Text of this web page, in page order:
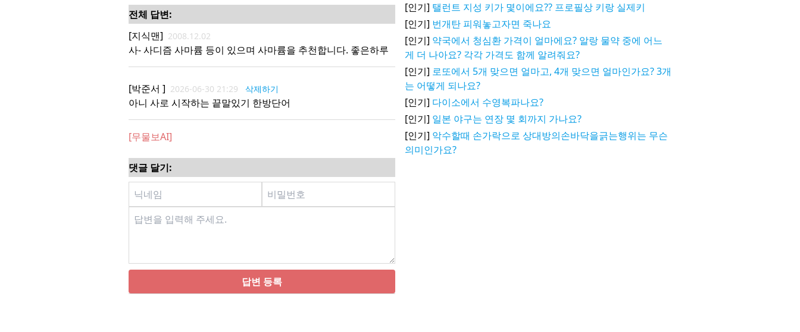
전체 답변:
[지식맨] 2008.12.02
사- 사디즘 사마륨 등이 있으며 사마륨을 추천합니다. 좋은하루
[박준서 ] 2026-06-30 21:29 삭제하기
아니 사로 시작하는 끝말있기 한방단어
[무물보AI]
댓글 달기:
답변 등록
[인기] 탤런트 지성 키가 몇이에요?? 프로필상 키랑 실제키
[인기] 번개탄 피워놓고자면 죽나요
[인기] 약국에서 청심환 가격이 얼마에요? 알랑 물약 중에 어느
게 더 나아요? 각각 가격도 함께 알려줘요?
[인기] 로또에서 5개 맞으면 얼마고, 4개 맞으면 얼마인가요? 3개
는 어떻게 되나요?
[인기] 다이소에서 수영복파나요?
[인기] 일본 야구는 연장 몇 회까지 가나요?
[인기] 악수할때 손가락으로 상대방의손바닥을긁는행위는 무슨
의미인가요?